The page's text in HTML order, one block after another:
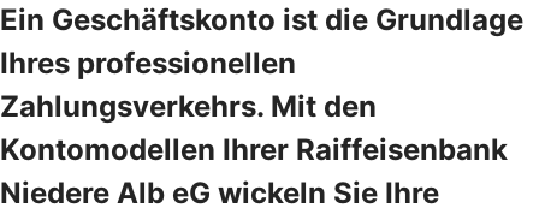
Ein Geschäftskonto ist die Grundlage
Ihres professionellen
Zahlungsverkehrs. Mit den
Kontomodellen Ihrer Raiffeisenbank
Niedere Alb eG wickeln Sie Ihre